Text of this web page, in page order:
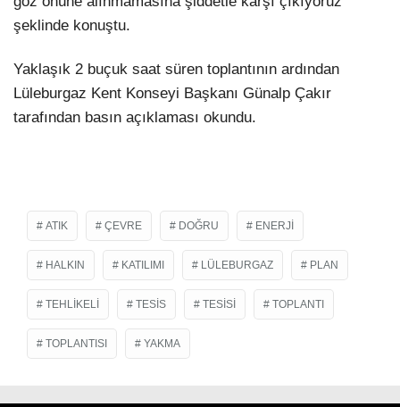
şeklinde konuştu.
Yaklaşık 2 buçuk saat süren toplantının ardından
Lüleburgaz Kent Konseyi Başkanı Günalp Çakır
tarafından basın açıklaması okundu.
ATIK ÇEVRE DOĞRU ENERJI
HALKIN KATILIMI LÜLEBURGAZ PLAN
TEHLIKELI TESIS TESISI TOPLANTI
TOPLANTISI YAKMA